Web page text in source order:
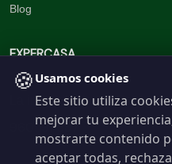
Blog
EXPERCASA
La inmobiliaria del Barrio
960 191 537
🍪 Usamos cookies
Este sitio utiliza
mejorar tu
mostrarte contenido
aceptar todas,